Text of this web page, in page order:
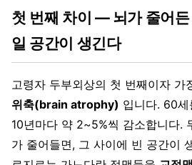
첫 번째 차이 — 뇌가 줄어
일 공간이 생긴다
고령자 두부외상의 첫 번째이자 가
위축(brain atrophy) 입니다. 60
10년마다 약 2~5%씩 감소합니다.
가 줄어들면, 그 사이에 빈 공간이